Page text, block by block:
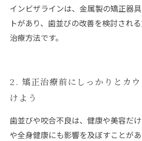
インビザラインは、金属製の矯正器
トがあり、歯並びの改善を検討され
治療方法です。
2. 矯正治療前にしっかりとカ
けよう
歯並びや咬合不良は、健康や美容だ
や全身健康にも影響を及ぼすことが